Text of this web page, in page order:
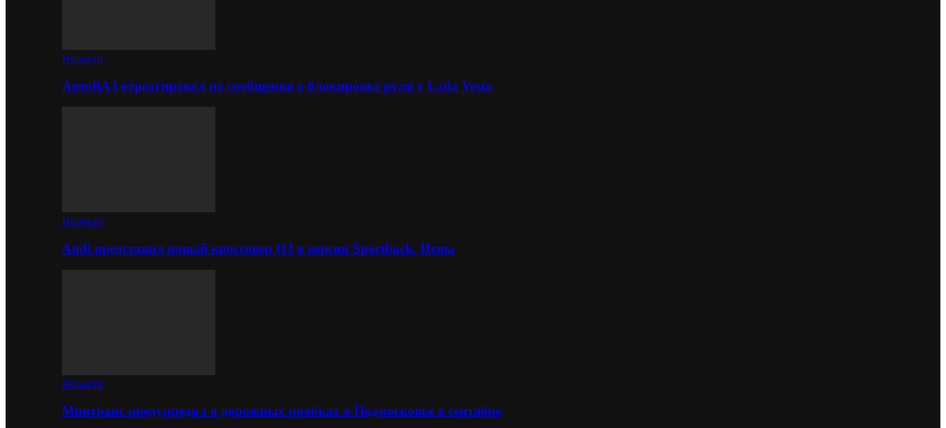
Новости
АвтоВАЗ отреагировал на сообщения о блокировке руля у Lada Vesta
Новости
Audi представил новый кроссовер Q3 в версии Sportback. Цены
Новости
Минтранс предупредил о дорожных пробках в Подмосковье в сентябре